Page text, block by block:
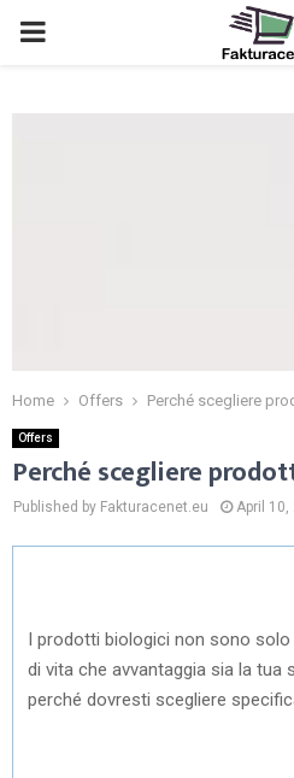
PRIMARY
Home Offers Perché scegliere
Offers
Perché scegliere
Published by Fakturacenet.eu April 10,
I prodotti biologici non sono
di vita che avvantaggia sia la tua
perché dovresti scegliere